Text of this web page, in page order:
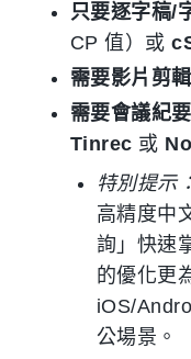
只要逐字稿/
CP 值）或
需要影片剪
需要會議紀
Tinrec 或
特別提示：
高精度中
詢」快速
的優化更
iOS/
公場景。